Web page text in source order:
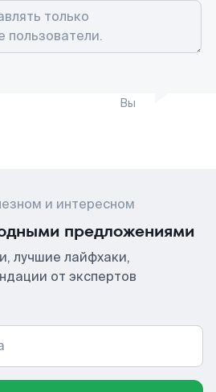
Вы
и интересном
предложениями
лучшие лайфхаки,
от экспертов